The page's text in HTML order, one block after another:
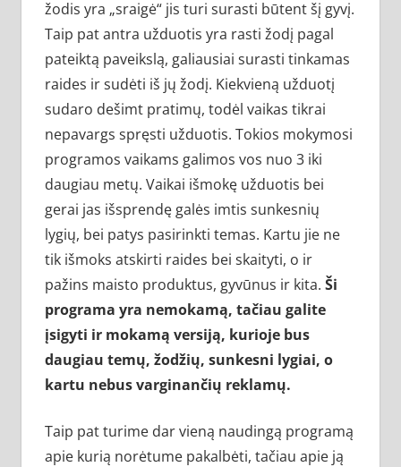
žodis yra „sraigė“ jis turi surasti būtent šį gyvį.
Taip pat antra užduotis yra rasti žodį pagal
pateiktą paveikslą, galiausiai surasti tinkamas
raides ir sudėti iš jų žodį. Kiekvieną užduotį
sudaro dešimt pratimų, todėl vaikas tikrai
nepavargs spręsti užduotis. Tokios mokymosi
programos vaikams galimos vos nuo 3 iki
daugiau metų. Vaikai išmokę užduotis bei
gerai jas išsprendę galės imtis sunkesnių
lygių, bei patys pasirinkti temas. Kartu jie ne
tik išmoks atskirti raides bei skaityti, o ir
pažins maisto produktus, gyvūnus ir kita. Ši
programa yra nemokamą, tačiau galite
įsigyti ir mokamą versiją, kurioje bus
daugiau temų, žodžių, sunkesni lygiai, o
kartu nebus varginančių reklamų.
Taip pat turime dar vieną naudingą programą
apie kurią norėtume pakalbėti, tačiau apie ją